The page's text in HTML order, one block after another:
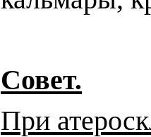
Совет.
При